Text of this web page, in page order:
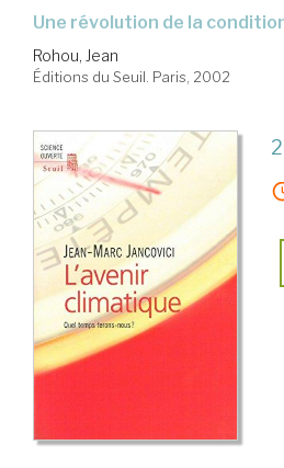
une révolution de la
Rohou, Jean
Éditions du Seuil. Paris, 2002